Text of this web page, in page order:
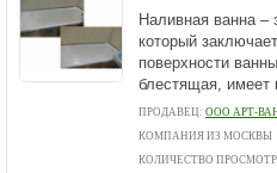
Наливная ванна –
который
поверхности
блестящая, имеет
ПРОДАВЕЦ: ООО АРТ-
КОМПАНИЯ ИЗ МОСКВЫ
КОЛИЧЕСТВО